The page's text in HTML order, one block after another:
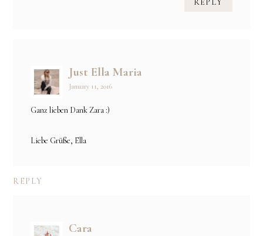
REPLY
Just Ella Maria
January 11, 2016
Ganz lieben Dank Zara :)
Liebe Grüße, Ella
REPLY
Cara